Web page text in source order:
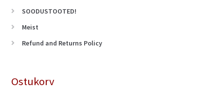
SOODUSTOOTED!
Meist
Refund and Returns Policy
Ostukorv